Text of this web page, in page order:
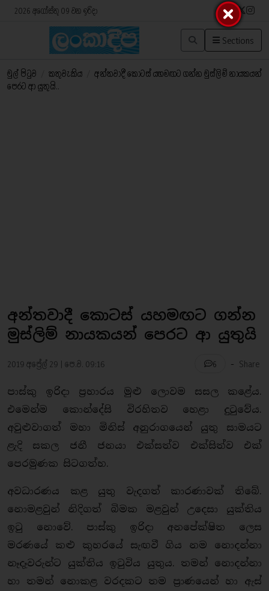
2026 අගෝස්තු 09 වන ඉරිදා
Sections
මුල් පිටුව කතුවැකිය
අන්තවාදී කොටස් යහමඟට ගන්න මුස්ලිම් නායකයන්
පෙරට ආ යුතුයි..
අන්තවාදී කොටස් යහමඟට ගන්න
මුස්ලිම් නායකයන් පෙරට ආ යුතුයි
2019 අප්‍රේල් 29 | පෙ.ව. 09:16 6 - Share
පාස්කු ඉරිදා ප්‍රහාරය මුළු ලොවම සසල කළේය.
එමෙන්ම කොන්දේසි විරහිතව හෙළා දුටුවේය.
අවුළුවාගත් මහා මිනිස් අනුරාගයෙන් යුතු සාමයට
ළැදි සකල ජනී ජනයා එක්සත්ව එක්සිත්ව එක්
පෙරමුණක සිටගත්හ.
අවධාරණය කළ යුතු වැදගත් කාරණාවක් තිබේ.
නොමළවුන් නිදිගත් බිමක මළවුන් උදෙසා යුක්තිය
ඉටු නොවේ. පාස්කු ඉරිදා අනපේක්ෂිත ලෙස
මරණයේ කළු කුහරයේ සැඟවී ගිය නම නොදන්නා
නෑදෑවරුන්ට යුක්තිය ඉටුවිය යුතුය. තමන් නොදන්නා
හා තමන් නොකළ වරදකට තම ප්‍රාණයෙන් හා ඇස්